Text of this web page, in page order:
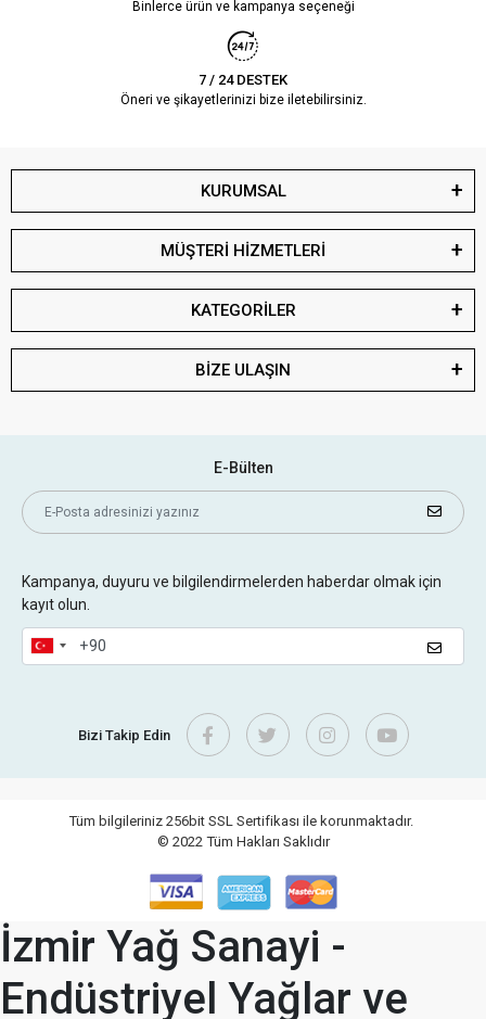
Binlerce ürün ve kampanya seçeneği
7 / 24 DESTEK
Öneri ve şikayetlerinizi bize iletebilirsiniz.
KURUMSAL
MÜŞTERİ HİZMETLERİ
KATEGORİLER
BİZE ULAŞIN
E-Bülten
Kampanya, duyuru ve bilgilendirmelerden haberdar olmak için
kayıt olun.
Bizi Takip Edin
Tüm bilgileriniz 256bit SSL Sertifikası ile korunmaktadır.
© 2022 Tüm Hakları Saklıdır
İzmir Yağ Sanayi -
Endüstriyel Yağlar ve